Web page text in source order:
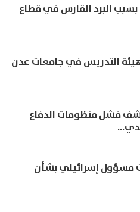
البرد القارس في قطاع
التدريس في جامعات عدن
فشل منظومات الدفاع
إسرائيلي بشأن